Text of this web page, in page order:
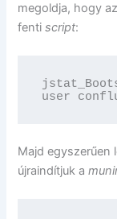
megoldja, hogy
fentiscript:
user
Majd egyszerűen
újraindítjuk a